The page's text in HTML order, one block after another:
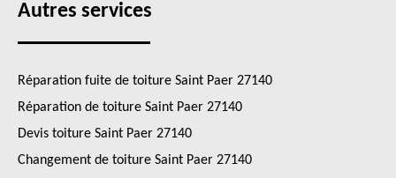
Autres services
Réparation fuite de toiture Saint Paer 27140
Réparation de toiture Saint Paer 27140
Devis toiture Saint Paer 27140
Changement de toiture Saint Paer 27140